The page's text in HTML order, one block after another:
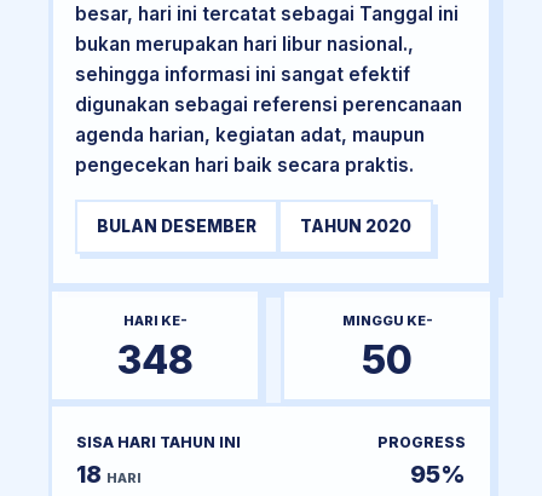
besar, hari ini tercatat sebagai Tanggal ini
bukan merupakan hari libur nasional.,
sehingga informasi ini sangat efektif
digunakan sebagai referensi perencanaan
agenda harian, kegiatan adat, maupun
pengecekan hari baik secara praktis.
BULAN DESEMBER TAHUN 2020
HARI KE-
348
MINGGU KE-
50
SISA HARI TAHUN INI
18 HARI
PROGRESS
95%